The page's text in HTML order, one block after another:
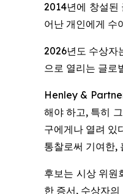
2014년에 창설된
어난 개인에게 수
2026년도 수상자
으로 열리는 글로
Henley &
해야 하고, 특히
구에게나 열려 있
통찰로써 기여한,
후보는 시상 위
한 증서, 수상자